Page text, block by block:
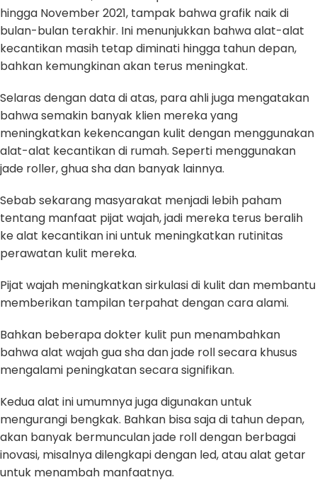
hingga November 2021, tampak bahwa grafik naik di
bulan-bulan terakhir. Ini menunjukkan bahwa alat-alat
kecantikan masih tetap diminati hingga tahun depan,
bahkan kemungkinan akan terus meningkat.
Selaras dengan data di atas, para ahli juga mengatakan
bahwa semakin banyak klien mereka yang
meningkatkan kekencangan kulit dengan menggunakan
alat-alat kecantikan di rumah. Seperti menggunakan
jade roller, ghua sha dan banyak lainnya.
Sebab sekarang masyarakat menjadi lebih paham
tentang manfaat pijat wajah, jadi mereka terus beralih
ke alat kecantikan ini untuk meningkatkan rutinitas
perawatan kulit mereka.
Pijat wajah meningkatkan sirkulasi di kulit dan membantu
memberikan tampilan terpahat dengan cara alami.
Bahkan beberapa dokter kulit pun menambahkan
bahwa alat wajah gua sha dan jade roll secara khusus
mengalami peningkatan secara signifikan.
Kedua alat ini umumnya juga digunakan untuk
mengurangi bengkak. Bahkan bisa saja di tahun depan,
akan banyak bermunculan jade roll dengan berbagai
inovasi, misalnya dilengkapi dengan led, atau alat getar
untuk menambah manfaatnya.